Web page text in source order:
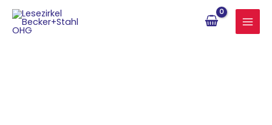
Zum
Inhalt
springen